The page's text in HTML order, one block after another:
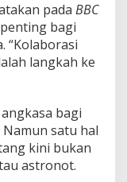
pada BBC
bagi
“Kolaborasi
langkah ke
bagi
satu hal
kini bukan
astronot.